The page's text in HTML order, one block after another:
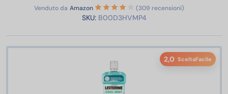
Venduto da Amazon (309 recensioni)
SKU:B00D3HVMP4
2,0 SceltaFacile